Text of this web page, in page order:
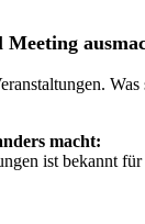
Meeting
macht:
ist bekannt